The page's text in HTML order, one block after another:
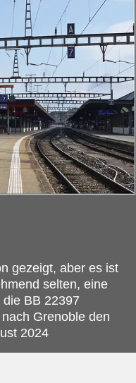
gezeigt, aber es ist
selten, eine
BB 22397
Grenoble den
2024